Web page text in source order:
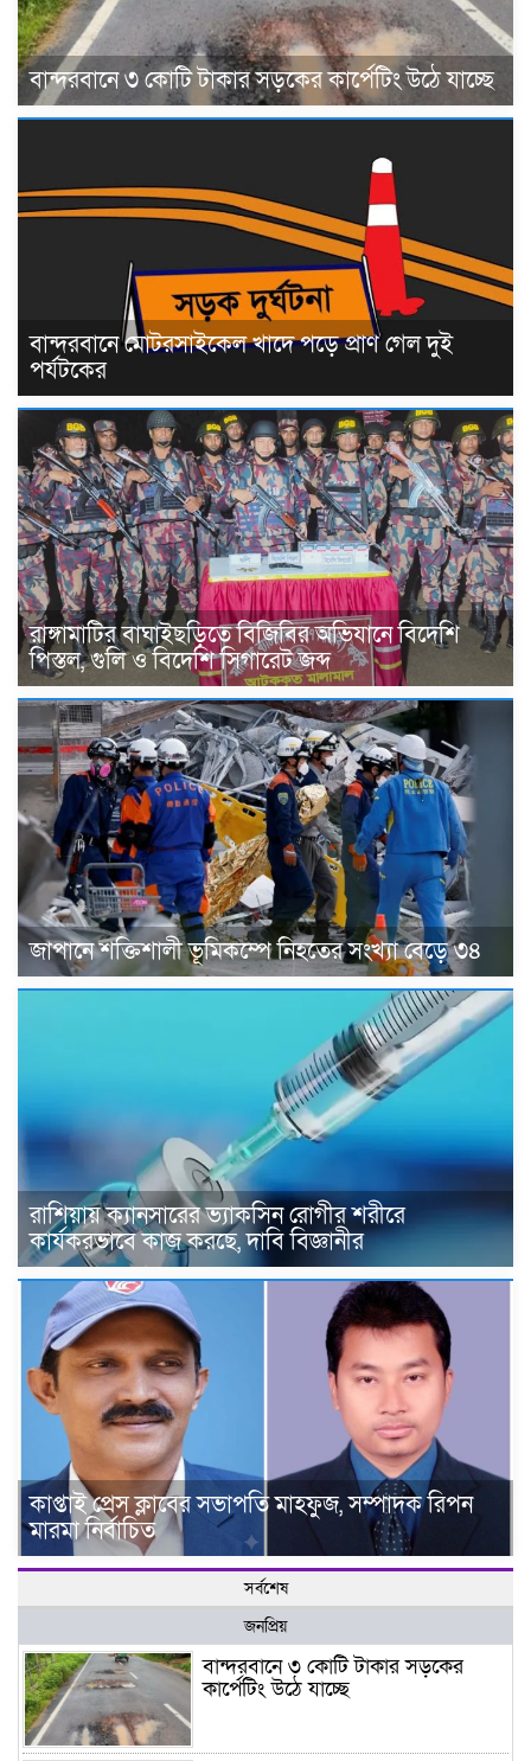
বান্দরবানে ৩ কোটি টাকার সড়কের কার্পেটিং উঠে যাচ্ছে
বান্দরবানে মোটরসাইকেল খাদে পড়ে প্রাণ গেল দুই
পর্যটকের
রাঙ্গামাটির বাঘাইছড়িতে বিজিবির অভিযানে বিদেশি
পিস্তল, গুলি ও বিদেশি সিগারেট জব্দ
জাপানে শক্তিশালী ভূমিকম্পে নিহতের সংখ্যা বেড়ে ৩৪
রাশিয়ায় ক্যানসারের ভ্যাকসিন রোগীর শরীরে
কার্যকরভাবে কাজ করছে, দাবি বিজ্ঞানীর
কাপ্তাই প্রেস ক্লাবের সভাপতি মাহফুজ, সম্পাদক রিপন
মারমা নির্বাচিত
সর্বশেষ
জনপ্রিয়
বান্দরবানে ৩ কোটি টাকার সড়কের
কার্পেটিং উঠে যাচ্ছে